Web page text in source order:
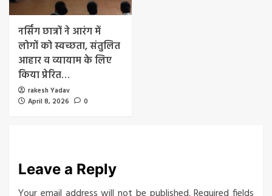
नर्सिंग छात्रों ने आरंग में
लोगों को स्वच्छता, संतुलित
आहार व व्यायाम के लिए
किया प्रेरित…
rakesh Yadav
April 8, 2026
0
Leave a Reply